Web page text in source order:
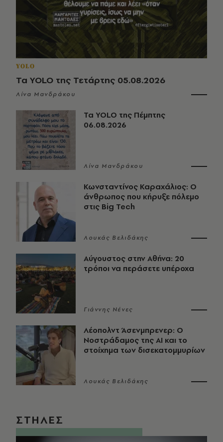
YOLO
Τα YOLO της Τετάρτης 05.08.2026
Λίνα Μανδράκου
Τα YOLO της Πέμπτης
06.08.2026
Λίνα Μανδράκου
Κωνσταντίνος Καραχάλιος: Ο
άνθρωπος που κήρυξε πόλεμο
στις Big Tech
Λουκάς Βελιδάκης
Αύγουστος στην Αθήνα: 20
τρόποι να περάσετε υπέροχα
Γιάννης Νένες
Λέοπολντ Άσενμπρενερ: Ο
Νοστράδαμος της AI και το
στοίχημα των δισεκατομμυρίων
Λουκάς Βελιδάκης
ΣΤΗΛΕΣ